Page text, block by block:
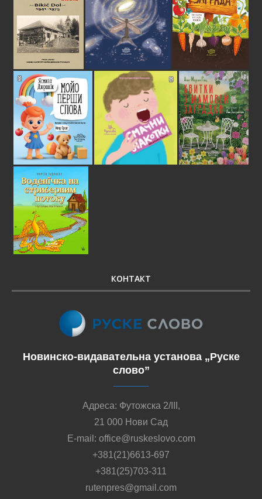
КОНТАКТ
Новинско-видавательна установа „Руске
слово”
Адреса: Футожска 2/III,
21 000 Нови Сад
E-mail: office@ruskeslovo.com
+381(21)6613-697
+381(25)703-311
rutenpres@gmail.com